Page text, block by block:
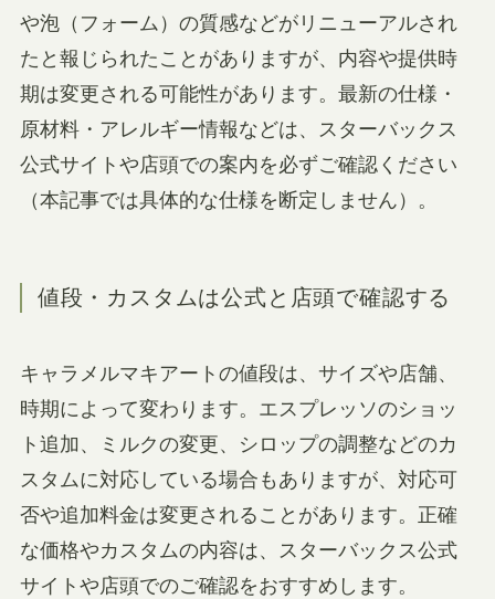
や泡（フォーム）の質感などがリニューアルされ
たと報じられたことがありますが、内容や提供時
期は変更される可能性があります。最新の仕様・
原材料・アレルギー情報などは、スターバックス
公式サイトや店頭での案内を必ずご確認ください
（本記事では具体的な仕様を断定しません）。
値段・カスタムは公式と店頭で確認する
キャラメルマキアートの値段は、サイズや店舗、
時期によって変わります。エスプレッソのショッ
ト追加、ミルクの変更、シロップの調整などのカ
スタムに対応している場合もありますが、対応可
否や追加料金は変更されることがあります。正確
な価格やカスタムの内容は、スターバックス公式
サイトや店頭でのご確認をおすすめします。